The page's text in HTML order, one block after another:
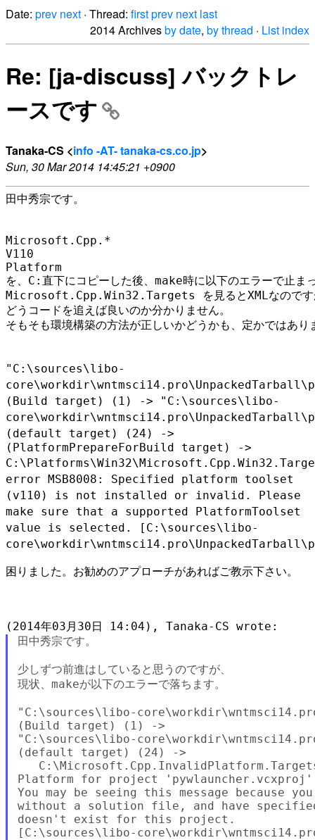
Date: prev next · Thread: firstprev next last
2014 Archivesby date, by thread · List index
Re: [ja-discuss] バックトレ
ースです
Tanaka-CS <info -AT- tanaka-cs.co.jp>
Sun, 30 Mar 2014 14:45:21 +0900
田中秀宗です。
Microsoft.Cpp.*
V110
Platform
を、C:直下にコピーした後、make時に以下のエラーで止ま
Microsoft.Cpp.Win32.Targets を見るとXMLなのです
どうコードを追えば良いのか分かりません。
そもそも環境構築の方法が正しいかどうかも、定かではあり
"C:\sources\libo-
(Build target) (1) ->
"C:\sources\libo-
(default target) (24) ->
error MSB8008: Specified platform toolset
(v110) is not installed or invalid. Please
make sure that a supported PlatformToolset
value is selected.
[C:\sources\libo-
困りました。お勧めのアプローチがあればご教示下さい。
田中秀宗です。
少しずつ前進はしていると思うのですが、
現状、makeが以下のエラーで落ちます。
"C:\sources\libo-
(Build target) (1) ->
"C:\sources\libo-
(default target) (24) ->
Platform for project
You may be seeing this message
without a solution file, and have
doesn't exist for this project.
[C:\sources\libo-